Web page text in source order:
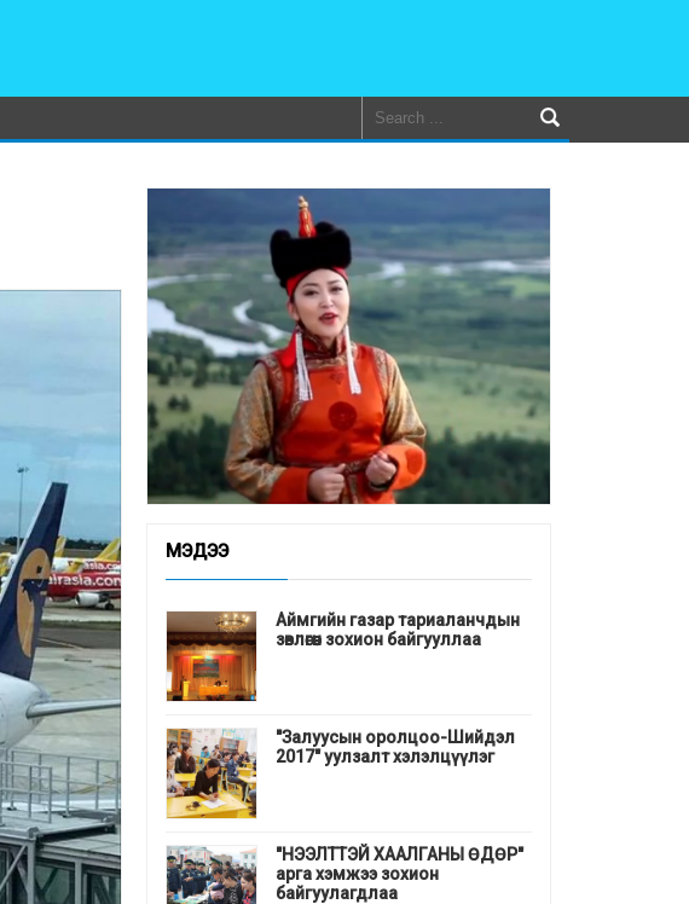
МЭДЭЭ
Аймгийн газар тариаланчдын
зөвлөгөөн зохион байгууллаа
"Залуусын оролцоо-Шийдэл
2017" уулзалт хэлэлцүүлэг
"НЭЭЛТТЭЙ ХААЛГАНЫ ӨДӨР"
арга хэмжээ зохион
байгуулагдлаа